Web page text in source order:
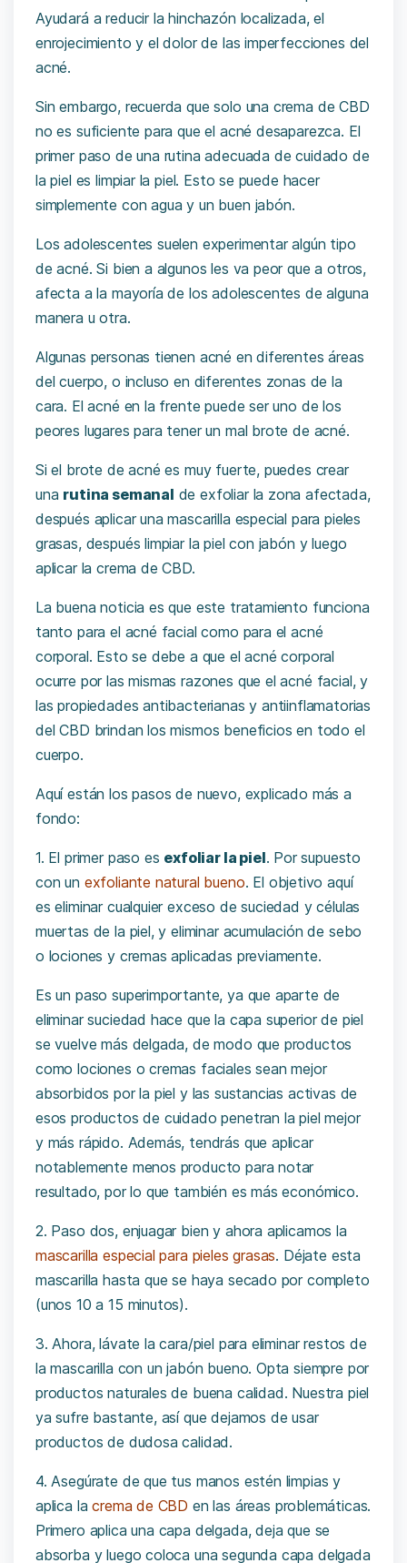
Ayudará a reducir la hinchazón localizada, el
enrojecimiento y el dolor de las imperfecciones del
acné.
Sin embargo, recuerda que solo una crema de CBD
no es suficiente para que el acné desaparezca. El
primer paso de una rutina adecuada de cuidado de
la piel es limpiar la piel. Esto se puede hacer
simplemente con agua y un buen jabón.
Los adolescentes suelen experimentar algún tipo
de acné. Si bien a algunos les va peor que a otros,
afecta a la mayoría de los adolescentes de alguna
manera u otra.
Algunas personas tienen acné en diferentes áreas
del cuerpo, o incluso en diferentes zonas de la
cara. El acné en la frente puede ser uno de los
peores lugares para tener un mal brote de acné.
Si el brote de acné es muy fuerte, puedes crear
una rutina semanal de exfoliar la zona afectada,
después aplicar una mascarilla especial para pieles
grasas, después limpiar la piel con jabón y luego
aplicar la crema de CBD.
La buena noticia es que este tratamiento funciona
tanto para el acné facial como para el acné
corporal. Esto se debe a que el acné corporal
ocurre por las mismas razones que el acné facial, y
las propiedades antibacterianas y antiinflamatorias
del CBD brindan los mismos beneficios en todo el
cuerpo.
Aquí están los pasos de nuevo, explicado más a
fondo:
1. El primer paso es exfoliar la piel. Por supuesto
con un exfoliante natural bueno. El objetivo aquí
es eliminar cualquier exceso de suciedad y células
muertas de la piel, y eliminar acumulación de sebo
o lociones y cremas aplicadas previamente.
Es un paso superimportante, ya que aparte de
eliminar suciedad hace que la capa superior de piel
se vuelve más delgada, de modo que productos
como lociones o cremas faciales sean mejor
absorbidos por la piel y las sustancias activas de
esos productos de cuidado penetran la piel mejor
y más rápido. Además, tendrás que aplicar
notablemente menos producto para notar
resultado, por lo que también es más económico.
2. Paso dos, enjuagar bien y ahora aplicamos la
mascarilla especial para pieles grasas. Déjate esta
mascarilla hasta que se haya secado por completo
(unos 10 a 15 minutos).
3. Ahora, lávate la cara/piel para eliminar restos de
la mascarilla con un jabón bueno. Opta siempre por
productos naturales de buena calidad. Nuestra piel
ya sufre bastante, así que dejamos de usar
productos de dudosa calidad.
4. Asegúrate de que tus manos estén limpias y
aplica lacrema de CBD en las áreas problemáticas.
Primero aplica una capa delgada, deja que se
absorba y luego coloca una segunda capa delgada